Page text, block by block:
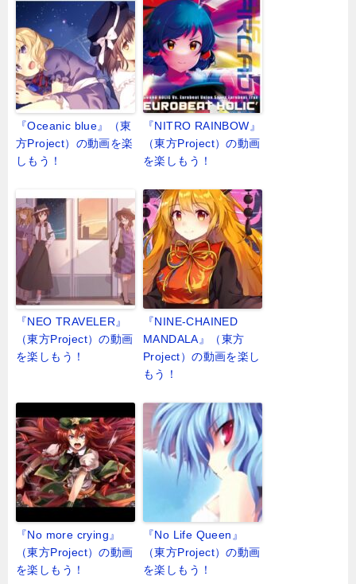
『Oceanic blue』（東
方Project）の動画を楽
しもう！
『NITRO RAINBOW』
（東方Project）の動画
を楽しもう！
『NEO TRAVELER』
（東方Project）の動画
を楽しもう！
『NINE-CHAINED
MANDALA』（東方
Project）の動画を楽し
もう！
『No more crying』
（東方Project）の動画
を楽しもう！
『No Life Queen』
（東方Project）の動画
を楽しもう！